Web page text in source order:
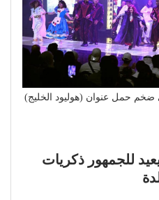
حمل عنوان (هوليود الخليج)
للجمهور ذكريات